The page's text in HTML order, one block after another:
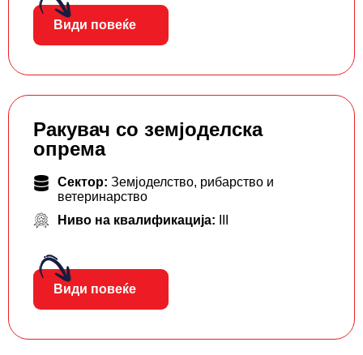
Види повеќе
Ракувач со земјоделска
опрема
Сектор: Земјоделство, рибарство и
ветеринарство
Ниво на квалификација:
Види повеќе